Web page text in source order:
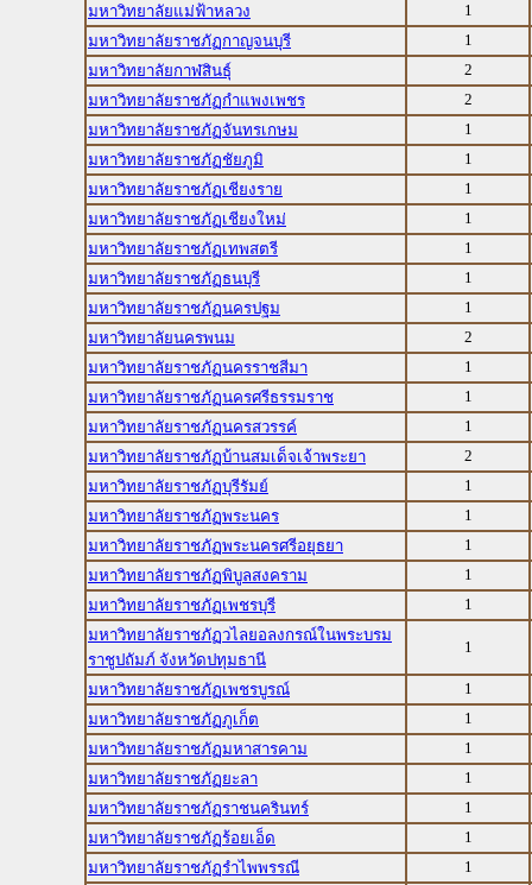
มหาวิทยาลัยแม่ฟ้าหลวง
1
มหาวิทยาลัยราชภัฏกาญจนบุรี
1
มหาวิทยาลัยกาฬสินธุ์
2
มหาวิทยาลัยราชภัฏกำแพงเพชร
2
มหาวิทยาลัยราชภัฏจันทรเกษม
1
มหาวิทยาลัยราชภัฏชัยภูมิ
1
มหาวิทยาลัยราชภัฏเชียงราย
1
มหาวิทยาลัยราชภัฏเชียงใหม่
1
มหาวิทยาลัยราชภัฏเทพสตรี
1
มหาวิทยาลัยราชภัฏธนบุรี
1
มหาวิทยาลัยราชภัฏนครปฐม
1
มหาวิทยาลัยนครพนม
2
มหาวิทยาลัยราชภัฏนครราชสีมา
1
มหาวิทยาลัยราชภัฏนครศรีธรรมราช
1
มหาวิทยาลัยราชภัฏนครสวรรค์
1
มหาวิทยาลัยราชภัฏบ้านสมเด็จเจ้าพระยา
2
มหาวิทยาลัยราชภัฏบุรีรัมย์
1
มหาวิทยาลัยราชภัฏพระนคร
1
มหาวิทยาลัยราชภัฏพระนครศรีอยุธยา
1
มหาวิทยาลัยราชภัฏพิบูลสงคราม
1
มหาวิทยาลัยราชภัฏเพชรบุรี
1
มหาวิทยาลัยราชภัฏวไลยอลงกรณ์ในพระบรม
ราชูปถัมภ์ จังหวัดปทุมธานี
1
มหาวิทยาลัยราชภัฏเพชรบูรณ์
1
มหาวิทยาลัยราชภัฏภูเก็ต
1
มหาวิทยาลัยราชภัฏมหาสารคาม
1
มหาวิทยาลัยราชภัฏยะลา
1
มหาวิทยาลัยราชภัฏราชนครินทร์
1
มหาวิทยาลัยราชภัฏร้อยเอ็ด
1
มหาวิทยาลัยราชภัฏรำไพพรรณี
1